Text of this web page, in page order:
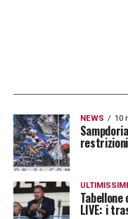
NEWS 10
LIVE: i